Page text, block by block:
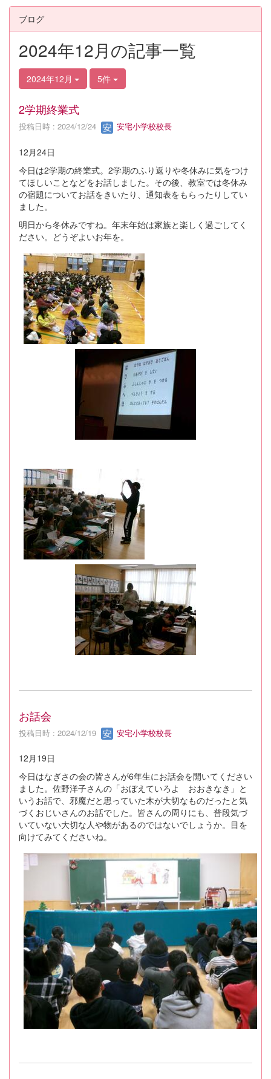
ブログ
2024年12月の記事一覧
2024年12月 5件
2学期終業式
投稿日時 : 2024/12/24 安宅小学校校長
12月24日
今日は2学期の終業式。2学期のふり返りや冬休みに気をつけ
てほしいことなどをお話しました。その後、教室では冬休み
の宿題についてお話をきいたり、通知表をもらったりしてい
ました。
明日から冬休みですね。年末年始は家族と楽しく過ごしてく
ださい。どうぞよいお年を。
お話会
投稿日時 : 2024/12/19 安宅小学校校長
12月19日
今日はなぎさの会の皆さんが6年生にお話会を開いてください
ました。佐野洋子さんの「おぼえていろよ おおきなき」と
いうお話で、邪魔だと思っていた木が大切なものだったと気
づくおじいさんのお話でした。皆さんの周りにも、普段気づ
いていない大切な人や物があるのではないでしょうか。目を
向けてみてくださいね。